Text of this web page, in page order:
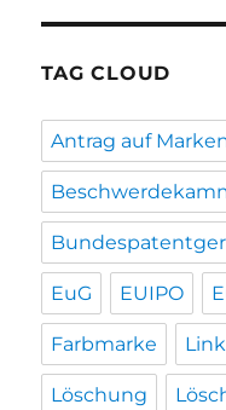
TAG CLOUD
Antrag auf
EuG EUIPO
Farbmarke Link
Löschung